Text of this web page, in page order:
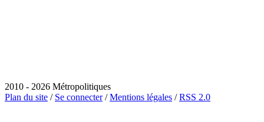
2010 - 2026 Métropolitiques
Plan du site / Se connecter/Mentions légales /RSS 2.0